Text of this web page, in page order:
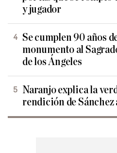
y jugador
Se cumplen 90 años
monumento al
de los Ángeles
Naranjo explica la
rendición de